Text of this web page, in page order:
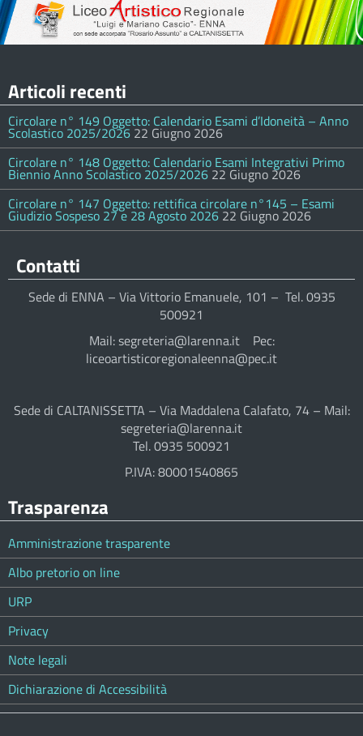
Articoli recenti
Circolare n° 149 Oggetto: Calendario Esami d’Idoneità – Anno
Scolastico 2025/2026 22 Giugno 2026
Circolare n° 148 Oggetto: Calendario Esami Integrativi Primo
Biennio Anno Scolastico 2025/2026 22 Giugno 2026
Circolare n° 147 Oggetto: rettifica circolare n°145 – Esami
Giudizio Sospeso 27 e 28 Agosto 2026 22 Giugno 2026
Contatti
Sede di ENNA – Via Vittorio Emanuele, 101 – Tel. 0935
500921
Mail: segreteria@larenna.it Pec:
liceoartisticoregionaleenna@pec.it
Sede di CALTANISSETTA – Via Maddalena Calafato, 74 – Mail:
segreteria@larenna.it
Tel. 0935 500921
P.IVA: 80001540865
Trasparenza
Amministrazione trasparente
Albo pretorio on line
URP
Privacy
Note legali
Dichiarazione di Accessibilità